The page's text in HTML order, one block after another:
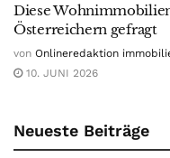
Diese
Österreichern gefragt
von Onlineredaktion
10. JUNI 2026
Neueste Beiträge